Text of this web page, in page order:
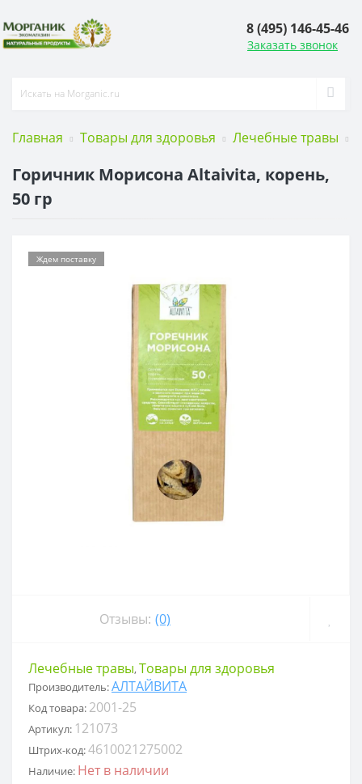
8 (495) 146-45-46
Заказать звонок
Главная Товары для здоровья Лечебные травы
Горичник Морисона Altaivita, корень,
50 гр
Ждем поставку
Отзывы: (0)
Лечебные травы,Товары для здоровья
Производитель:АЛТАЙВИТА
Код товара: 2001-25
Артикул: 121073
Штрих-код:4610021275002
Наличие: Нет в наличии